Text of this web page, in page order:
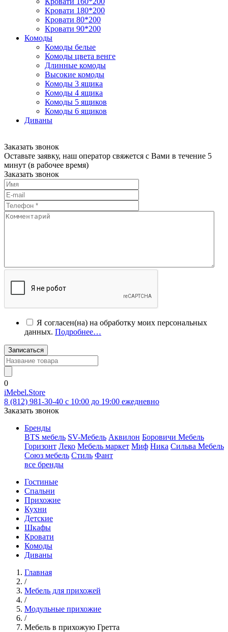
Кровати 180*200
Кровати 80*200
Кровати 90*200
Комоды
Комоды белые
Комоды цвета венге
Длинные комоды
Высокие комоды
Комоды 3 ящика
Комоды 4 ящика
Комоды 5 ящиков
Комоды 6 ящиков
Диваны
Заказать звонок
Оставьте заявку, наш оператор свяжется с Вами в течение 5
минут (в рабочее время)
Заказать звонок
Я согласен(на) на обработку моих персональных
данных. Подробнее…
Записаться
0
iMebel.Store
8 (812) 981-30-40 c 10:00 до 19:00 ежедневно
Заказать звонок
Бренды
BTS мебель SV-Мебель Аквилон Боровичи Мебель
Горизонт Леко Мебель маркет Миф Ника Сильва Мебель
Союз мебель Стиль Фант
все бренды
Гостиные
Спальни
Прихожие
Кухни
Детские
Шкафы
Кровати
Комоды
Диваны
Главная
/
Мебель для прихожей
/
Модульные прихожие
/
Мебель в прихожую Гретта